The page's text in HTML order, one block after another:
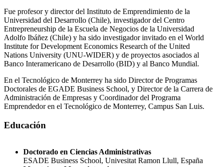
Fue profesor y director del Instituto de Emprendimiento de la
Universidad del Desarrollo (Chile), investigador del Centro
Entrepreneurship de la Escuela de Negocios de la Universidad
Adolfo Ibáñez (Chile) y ha sido investigador invitado en el World
Institute for Development Economics Research of the United
Nations University (UNU-WIDER) y de proyectos asociados al
Banco Interamericano de Desarrollo (BID) y al Banco Mundial.
En el Tecnológico de Monterrey ha sido Director de Programas
Doctorales de EGADE Business School, y Director de la Carrera de
Administración de Empresas y Coordinador del Programa
Emprendedor en el Tecnológico de Monterrey, Campus San Luis.
Educación
Doctorado en Ciencias Administrativas
ESADE Business School, Univesitat Ramon Llull, España